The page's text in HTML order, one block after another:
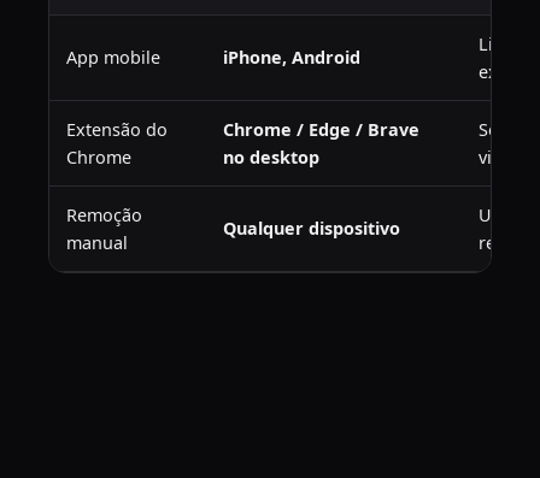
App mobile iPhone, Android
Extensão do
Chrome
Chrome / Edge / Brave
no desktop
Remoção
manual
Qualquer dispositivo
Um ou